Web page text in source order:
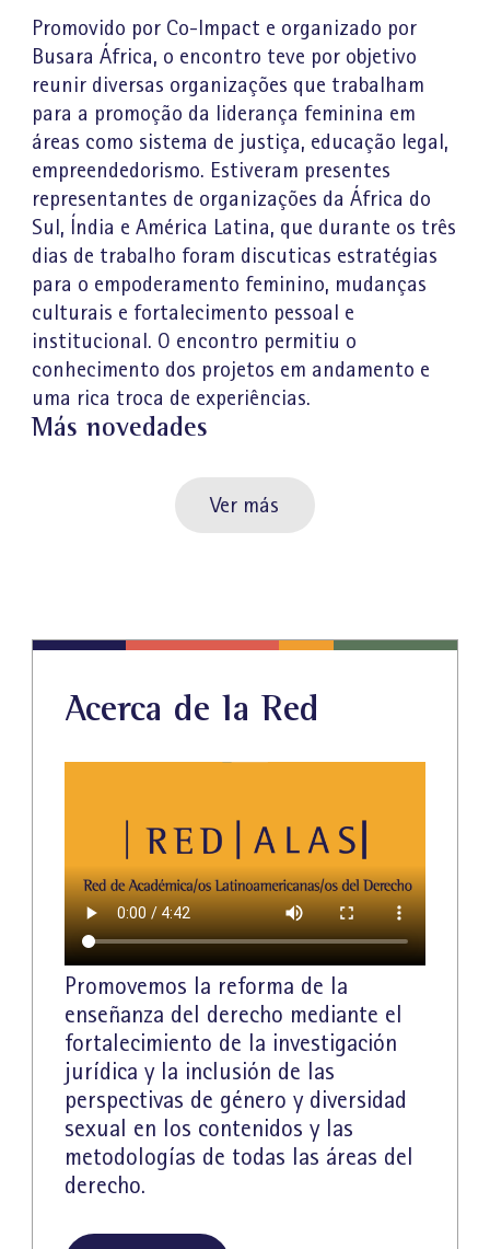
Promovido por Co-Impact e organizado por
Busara África, o encontro teve por objetivo
reunir diversas organizações que trabalham
para a promoção da liderança feminina em
áreas como sistema de justiça, educação legal,
empreendedorismo. Estiveram presentes
representantes de organizações da África do
Sul, Índia e América Latina, que durante os três
dias de trabalho foram discuticas estratégias
para o empoderamento feminino, mudanças
culturais e fortalecimento pessoal e
institucional. O encontro permitiu o
conhecimento dos projetos em andamento e
uma rica troca de experiências.
Más novedades
Ver más
Acerca de la Red
Promovemos la reforma de la
enseñanza del derecho mediante el
fortalecimiento de la investigación
jurídica y la inclusión de las
perspectivas de género y diversidad
sexual en los contenidos y las
metodologías de todas las áreas del
derecho.